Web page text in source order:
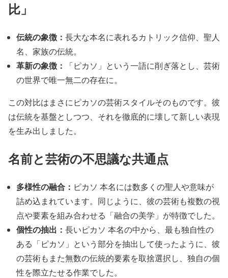
比」
伝統の象徴： 長大な本名に表れるカトリック信仰、聖人
名、家族の伝統。
革新の象徴：
「ピカソ」という一語に削ぎ落とし、芸術
の世界で唯一無二の存在に。
この対比はまさにピカソの芸術スタイルそのものです。彼
は伝統を基盤としつつ、それを徹底的に壊して新しい表現
を生み出しました。
名前と芸術の不思議な共通点
多様性の融合： ピカソ 本名には数多くの聖人や意味が
詰め込まれています。同じように、彼の芸術も複数の視
点や要素を組み合わせる「融合の美学」が特徴でした。
個性の抽出： 長いピカソ 本名の中から、最も独自性の
ある「ピカソ」という部分を抽出して使ったように、彼
の芸術もまた無数の伝統的要素を取捨選択し、独自の個
性を際立たせる作業でした。